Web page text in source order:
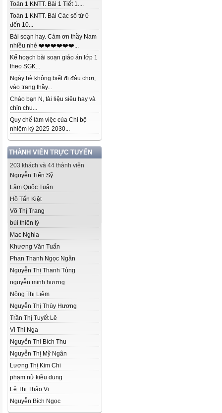
Toán 1 KNTT. Bài 1 Tiết 1....
Toán 1 KNTT. Bài Các số từ 0
đến 10...
Bài soạn hay. Cảm ơn thầy Nam
nhiều nhé ❤️❤️❤️❤️❤️❤️...
Kế hoạch bài soạn giáo án lớp 1
theo SGK...
Ngày hè không biết đi đâu chơi,
vào trang thầy...
Chào bạn N, tài liệu siêu hay và
chỉn chu...
Quy chế làm việc của Chi bộ
nhiệm kỳ 2025-2030...
THÀNH VIÊN TRỰC TUYẾN
203 khách và 44 thành viên
Nguyễn Tiến Sỹ
Lâm Quốc Tuấn
Hồ Tấn Kiệt
Võ Thị Trang
bùi thiên lý
Mac Nghia
Khương Văn Tuấn
Phan Thanh Ngọc Ngân
Nguyễn Thị Thanh Tùng
nguyễn minh hương
Nông Thị Liêm
Nguyễn Thị Thùy Hương
Trần Thị Tuyết Lê
Vi Thi Nga
Nguyễn Thi Bích Thu
Nguyễn Thị Mỹ Ngân
Lương Thị Kim Chi
phạm nữ kiều dung
Lê Thị Thảo Vi
Nguyễn Bích Ngọc